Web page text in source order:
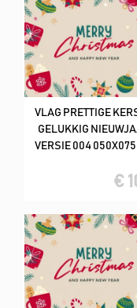
VLAG PRETTIGE
GELUKKIG
VERSIE 004 050X075
€